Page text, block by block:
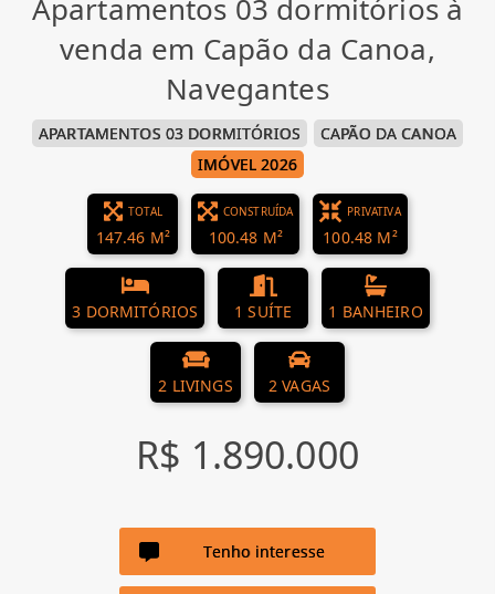
Apartamentos 03 dormitórios à
venda em Capão da Canoa,
Navegantes
APARTAMENTOS 03 DORMITÓRIOS
CAPÃO DA CANOA
IMÓVEL 2026
TOTAL
147.46 M²
CONSTRUÍDA
100.48 M²
PRIVATIVA
100.48 M²
3 DORMITÓRIOS 1 SUÍTE 1 BANHEIRO
2 LIVINGS 2 VAGAS
R$ 1.890.000
Tenho interesse